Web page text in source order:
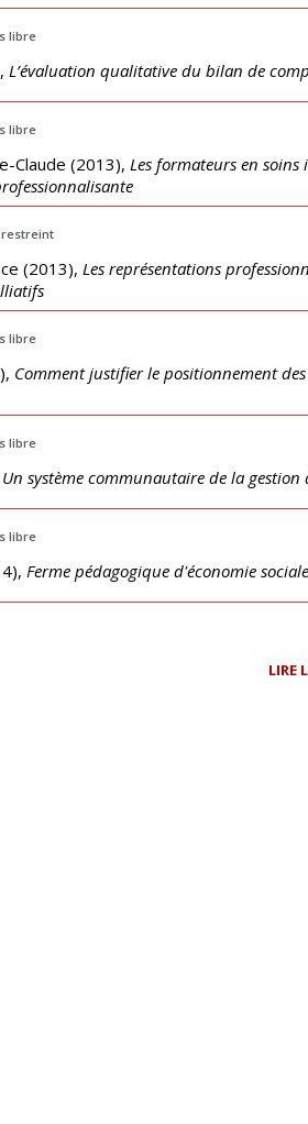
libre
L’évaluation qualitative du bilan de
libre
Claude (2013), Les formateurs en
restreint
(2013), Les représentations
libre
), Comment justifier le positionnement
libre
Un système communautaire de la
libre
), Ferme pédagogique d'économie
LIRE